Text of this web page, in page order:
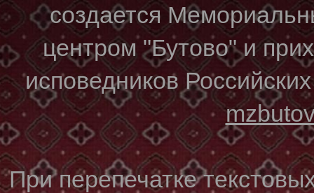
создается
центром "Бутово" и
исповедников
При перепечатке